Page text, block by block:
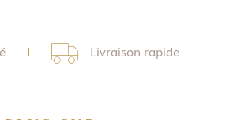
Livraison rapide